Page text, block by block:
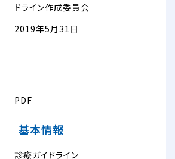
ドライン作成委員会
2019年5月31日
PDF
基本情報
診療ガイドライン